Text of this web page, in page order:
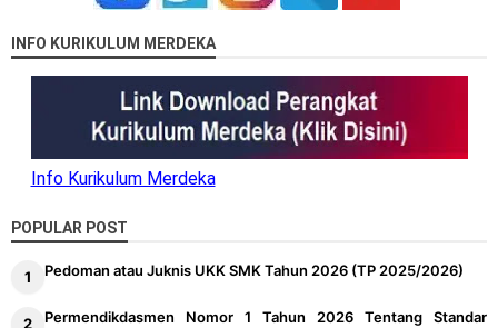
INFO KURIKULUM MERDEKA
Info Kurikulum Merdeka
POPULAR POST
Pedoman atau Juknis UKK SMK Tahun 2026 (TP 2025/2026)
Permendikdasmen Nomor 1 Tahun 2026 Tentang Standar